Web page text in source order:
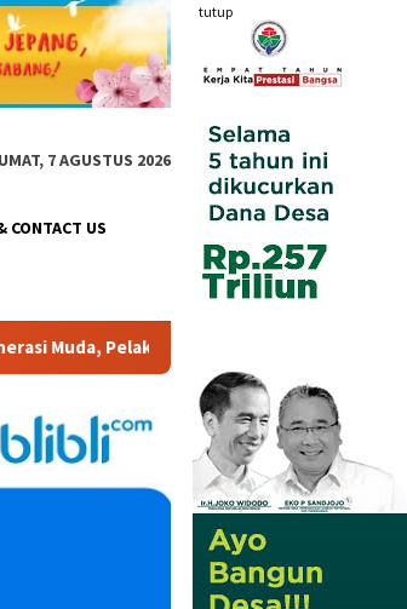
tutup
7 AGUSTUS 2026
CONTACT US
maupun Pemangku Kepentingan